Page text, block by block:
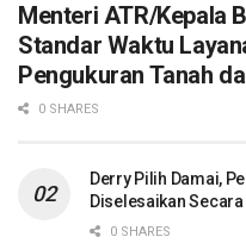
Menteri ATR/Kepala
Standar Waktu
Pengukuran Tanah
0 SHARES
Derry Pilih Damai,
Diselesaikan
0 SHARES